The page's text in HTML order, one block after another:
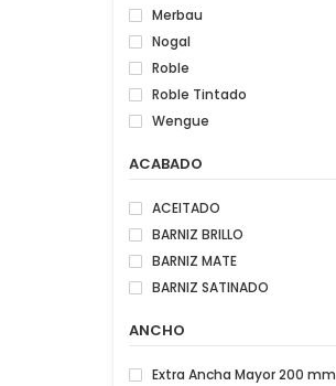
Merbau
Nogal
Roble
Roble Tintado
Wengue
ACABADO
ACEITADO
BARNIZ BRILLO
BARNIZ MATE
BARNIZ SATINADO
ANCHO
Extra Ancha Mayor 200 mm